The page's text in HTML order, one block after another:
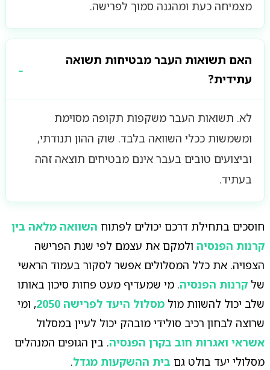
מצמיחה כעת ומהגנה סמוך לפרישה.
האם תשואות העבר מבטיחות תשואה
עתידית?
לא. תשואות העבר משקפות תקופה מסוימת
ומשמשות ככלי השוואה בלבד. שוק ההון תנודתי,
וביצועים טובים בעבר אינם מבטיחים תוצאה זהה
בעתיד.
חוסכים בתחילת דרכם יכולים לפתוח השוואה מלאה בין
קרנות הפנסיהולמקם את עצמם לפי שנת הפרישה
הצפויה. את כלל המסלולים אפשר לסקור בעמוד הראשי
של קרנות הפנסיה. מי שמעדיף מעט פחות סיכון באותו
שלב יכול להשוות מול מסלול היעד לפרישה 2050
, ומי
שרוצה לבחון רכיב סולידי מובהק יכול לעיין במסלול
אשראי ואגרות חוב בקרן הפנסיה. בין הגופים המנהלים
מסלולי יעד בולט גם בית ההשקעות מגדל.